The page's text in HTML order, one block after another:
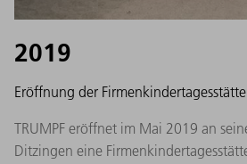
2019
Eröffnung der
TRUMPF eröffnet im Mai 2019 an
Ditzingen eine